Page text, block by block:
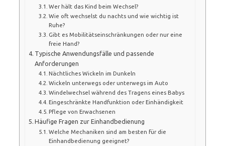
Wer hält das Kind beim Wechsel?
Wie oft wechselst du nachts und wie wichtig ist
Ruhe?
Gibt es Mobilitätseinschränkungen oder nur eine
freie Hand?
Typische Anwendungsfälle und passende
Anforderungen
Nächtliches Wickeln im Dunkeln
Wickeln unterwegs oder unterwegs im Auto
Windelwechsel während des Tragens eines Babys
Eingeschränkte Handfunktion oder Einhändigkeit
Pflege von Erwachsenen
Häufige Fragen zur Einhandbedienung
Welche Mechaniken sind am besten für die
Einhandbedienung geeignet?